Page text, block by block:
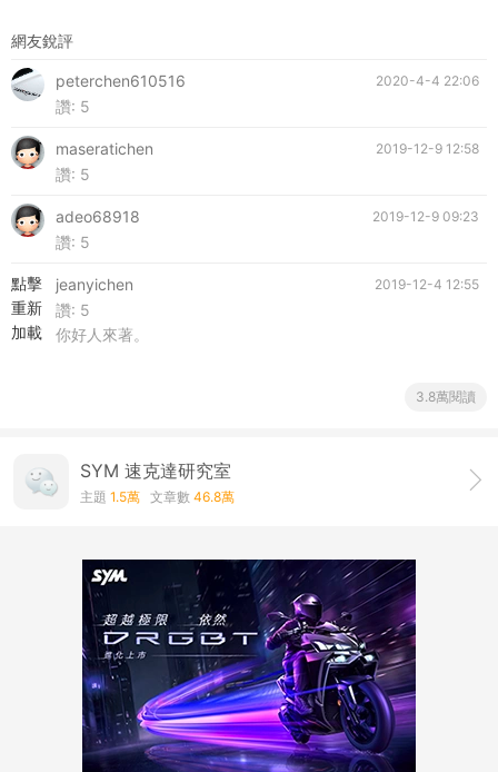
網友銳評
2020-4-4 22:06
peterchen610516
讚: 5
2019-12-9 12:58
maseratichen
讚: 5
2019-12-9 09:23
adeo68918
讚: 5
點擊
重新
加載
2019-12-4 12:55
jeanyichen
讚: 5
你好人來著。
3.8萬閱讀
SYM 速克達研究室
主題 1.5萬 文章數 46.8萬